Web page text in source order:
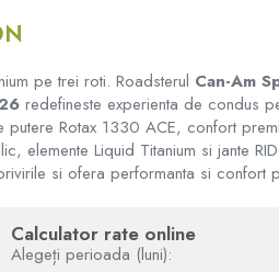
pe trei roti. Roadsterul Can-Am
redefineste experienta de condus
Rotax 1330 ACE, confort
elemente Liquid Titanium si jante
si ofera performanta si confort
Calculator rate online
Alegeți perioada (luni):